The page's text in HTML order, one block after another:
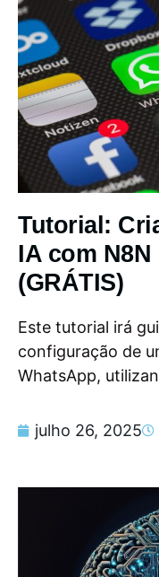
Tutorial:
IA com
(GRÁTIS)
Este tutorial irá
configuração de
WhatsApp,
julho 26, 2025